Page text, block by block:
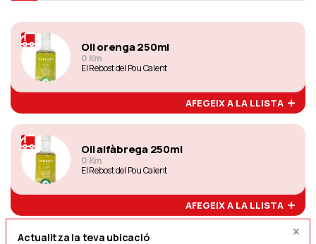
Oli orenga 250ml
0 Km
El Rebost del Pou Calent
AFEGEIX A LA LLISTA
Oli alfàbrega 250ml
0 Km
El Rebost del Pou Calent
AFEGEIX A LA LLISTA
Actualitza la teva ubicació